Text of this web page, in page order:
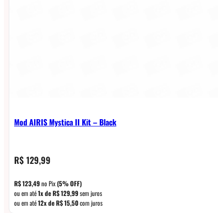
Mod AIRIS Mystica II Kit – Black
R$129,99
R$123,49no Pix(5% OFF)
ou em até1x deR$129,99sem juros
ou em até12x deR$15,50com juros